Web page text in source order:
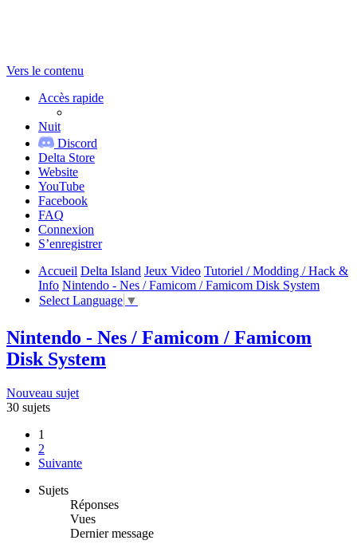
Vers le contenu
Accès rapide
Nuit
Discord
Delta Store
Website
YouTube
Facebook
FAQ
Connexion
S’enregistrer
Accueil Delta Island Jeux Video Tutoriel / Modding / Hack &
Info Nintendo - Nes / Famicom / Famicom Disk System
Select Language ▼
Nintendo - Nes / Famicom / Famicom
Disk System
Nouveau sujet
30 sujets
1
2
Suivante
Sujets
Réponses
Vues
Dernier message